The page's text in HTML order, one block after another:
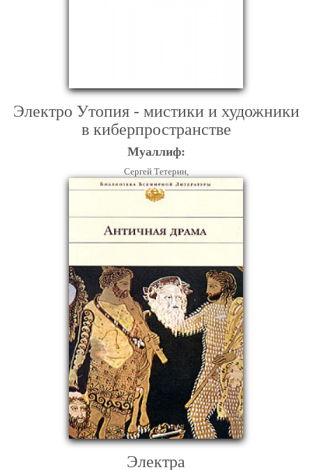
Электро Утопия - мистики и художники
в киберпространстве
Муаллиф:
Сергей Тетерин,
Электра